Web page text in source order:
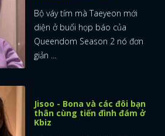
Bộ váy tím mà Taeyeon mới
diện ở buổi họp báo của
Queendom Season 2 nó đơn
giản ...
Jisoo - Bona và các đôi bạn
thân cùng tiến đình đám ở
Kbiz